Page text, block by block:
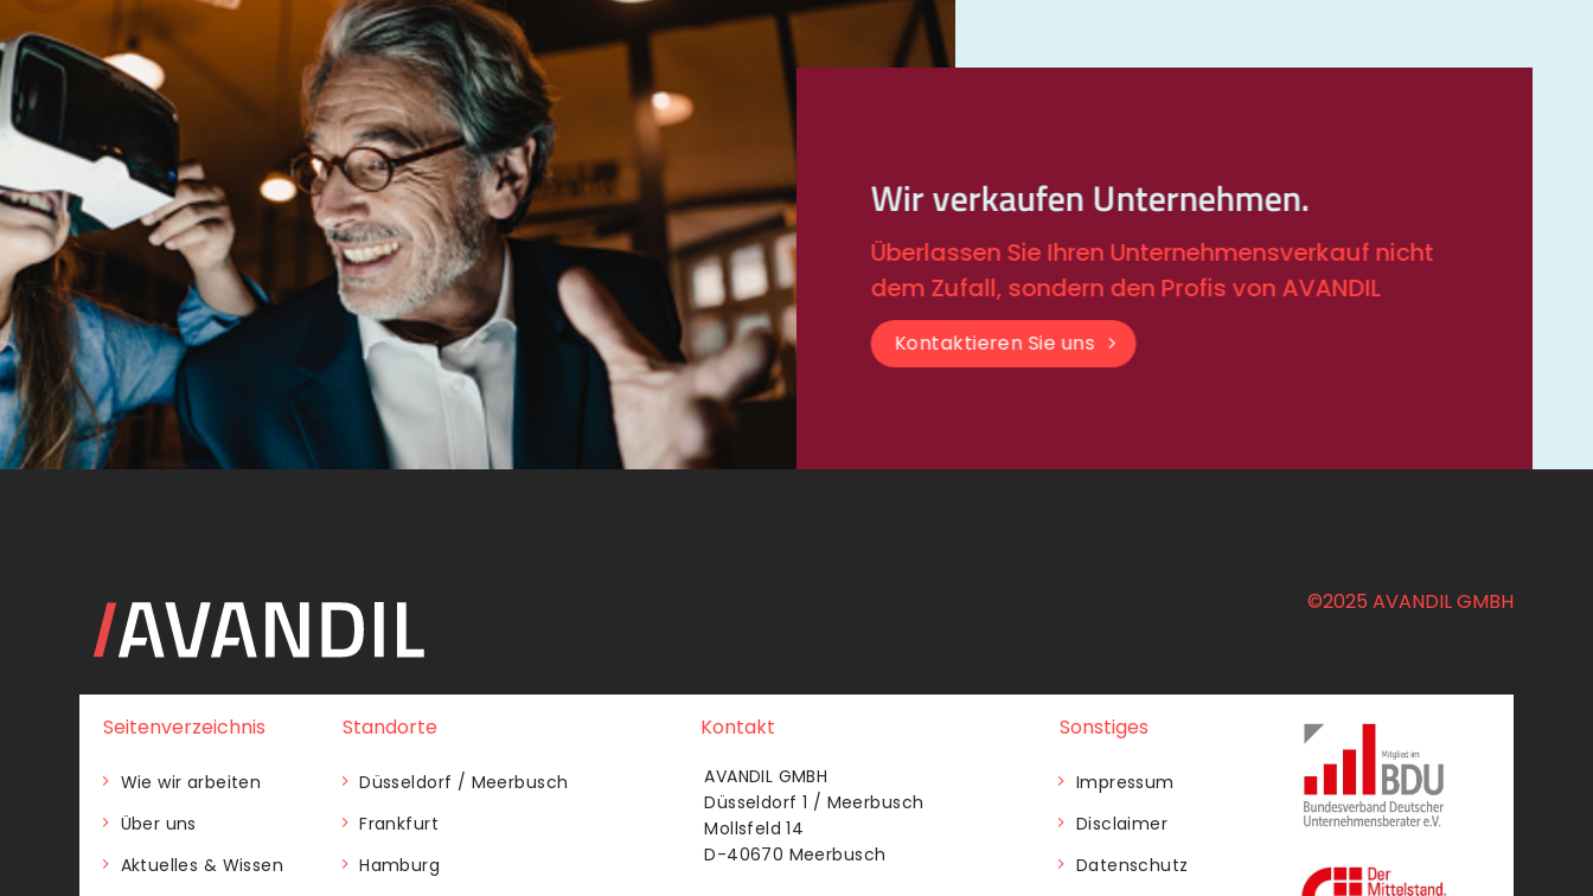
Wir verkaufen Unternehmen.
Überlassen Sie Ihren Unternehmensverkauf nicht
dem Zufall, sondern den Profis von AVANDIL
Kontaktieren Sie uns
©2025 AVANDIL GMBH
Seitenverzeichnis
Wie wir arbeiten
Über uns
Aktuelles & Wissen
Standorte
Düsseldorf / Meerbusch
Frankfurt
Hamburg
Kontakt
AVANDIL GMBH
Düsseldorf 1 / Meerbusch
Mollsfeld 14
D-40670 Meerbusch
Sonstiges
Impressum
Disclaimer
Datenschutz